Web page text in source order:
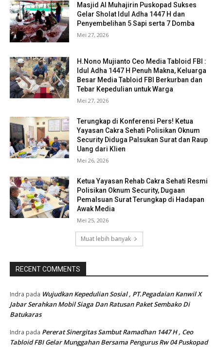
Masjid Al Muhajirin Puskopad Sukses
Gelar Sholat Idul Adha 1447 H dan
Penyembelihan 5 Sapi serta 7 Domba
Mei 27, 2026
H.Nono Mujianto Ceo Media Tabloid FBI :
Idul Adha 1447 H Penuh Makna, Keluarga
Besar Media Tabloid FBI Berkurban dan
Tebar Kepedulian untuk Warga
Mei 27, 2026
Terungkap di Konferensi Pers! Ketua
Yayasan Cakra Sehati Polisikan Oknum
Security Diduga Palsukan Surat dan Raup
Uang dari Klien
Mei 26, 2026
Ketua Yayasan Rehab Cakra Sehati Resmi
Polisikan Oknum Security, Dugaan
Pemalsuan Surat Terungkap di Hadapan
Awak Media
Mei 25, 2026
Muat lebih banyak
RECENT COMMENTS
Indra pada Wujudkan Kepedulian Sosial , PT.Pegadaian Kanwil X
Jabar Serahkan Mobil Siaga Dan Ratusan Paket Sembako Di
Batukaras
Indra pada Pererat Sinergitas Sambut Ramadhan 1447 H , Ceo
Tabloid FBI Gelar Munggahan Bersama Pengurus Rw 04 Puskopad